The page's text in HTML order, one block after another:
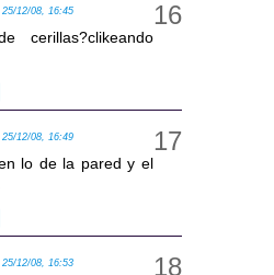
25/12/08, 16:45
cerillas?clikeando
25/12/08, 16:49
lo de la pared y el
25/12/08, 16:53